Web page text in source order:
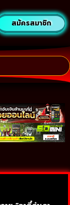
สมัครสมาชิก